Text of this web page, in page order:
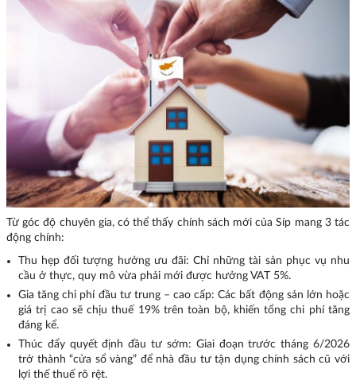
Từ góc độ chuyên gia, có thể thấy chính sách mới của Síp mang 3 tác
động chính:
Thu hẹp đối tượng hưởng ưu đãi: Chỉ những tài sản phục vụ nhu
cầu ở thực, quy mô vừa phải mới được hưởng VAT 5%.
Gia tăng chi phí đầu tư trung – cao cấp: Các bất động sản lớn hoặc
giá trị cao sẽ chịu thuế 19% trên toàn bộ, khiến tổng chi phí tăng
đáng kể.
Thúc đẩy quyết định đầu tư sớm: Giai đoạn trước tháng 6/2026
trở thành “cửa sổ vàng” để nhà đầu tư tận dụng chính sách cũ với
lợi thế thuế rõ rệt.